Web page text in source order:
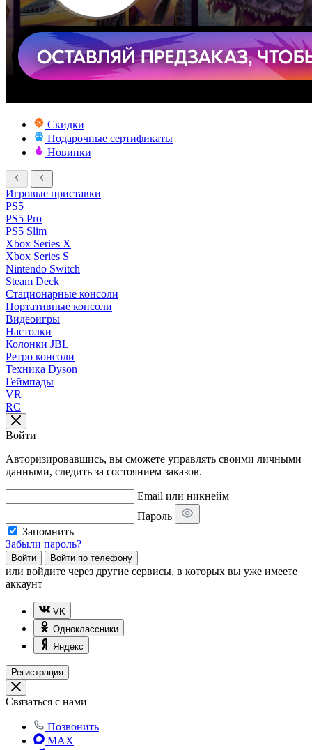
Скидки
Подарочные сертификаты
Новинки
Игровые приставки
PS5
PS5 Pro
PS5 Slim
Xbox Series X
Xbox Series S
Nintendo Switch
Steam Deck
Стационарные консоли
Портативные консоли
Видеоигры
Настолки
Колонки JBL
Ретро консоли
Техника Dyson
Геймпады
VR
RC
Войти
Авторизировавшись, вы сможете управлять своими личными
данными, следить за состоянием заказов.
Email или никнейм
Пароль
Запомнить
Забыли пароль?
Войти Войти по телефону
или войдите через другие сервисы, в которых вы уже имеете
аккаунт
VK
Одноклассники
Яндекс
Регистрация
Связаться с нами
Позвонить
MAX